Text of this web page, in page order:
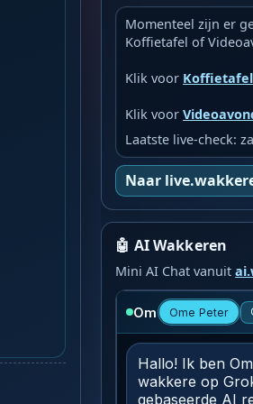
Momenteel zijn er
Koffietafel of
Klik voor Koffietafel
Klik voor
Laatste live-check:
Naar
🤖 AI Wakkeren
Mini AI Chat vanuit